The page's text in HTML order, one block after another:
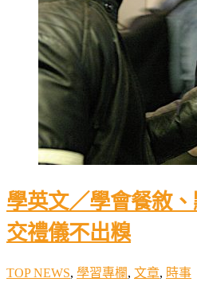
學英文／學會餐敘
交禮儀不出糗
TOP NEWS, 學習專欄, 文章, 時事